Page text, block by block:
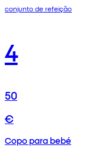
conjunto de refeição
4
50
€
Copo para bebé